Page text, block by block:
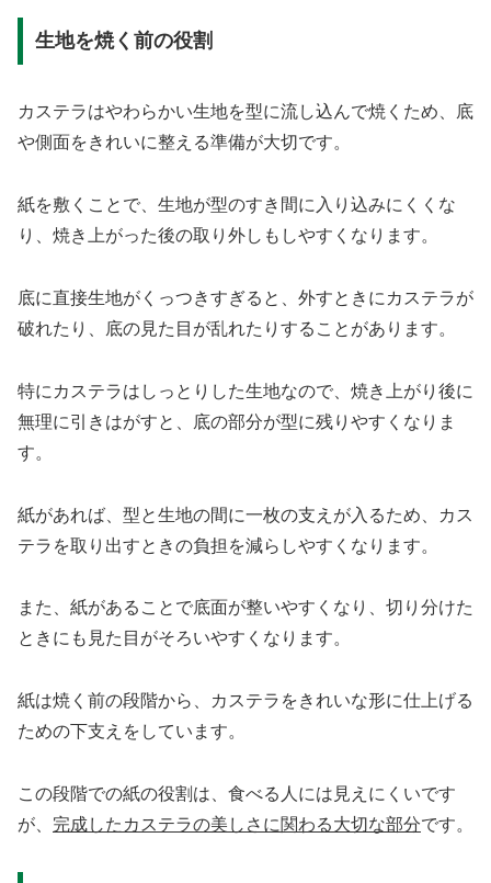
生地を焼く前の役割
カステラはやわらかい生地を型に流し込んで焼くため、底
や側面をきれいに整える準備が大切です。
紙を敷くことで、生地が型のすき間に入り込みにくくな
り、焼き上がった後の取り外しもしやすくなります。
底に直接生地がくっつきすぎると、外すときにカステラが
破れたり、底の見た目が乱れたりすることがあります。
特にカステラはしっとりした生地なので、焼き上がり後に
無理に引きはがすと、底の部分が型に残りやすくなりま
す。
紙があれば、型と生地の間に一枚の支えが入るため、カス
テラを取り出すときの負担を減らしやすくなります。
また、紙があることで底面が整いやすくなり、切り分けた
ときにも見た目がそろいやすくなります。
紙は焼く前の段階から、カステラをきれいな形に仕上げる
ための下支えをしています。
この段階での紙の役割は、食べる人には見えにくいです
が、 完成したカステラの美しさに関わる大切な部分です。